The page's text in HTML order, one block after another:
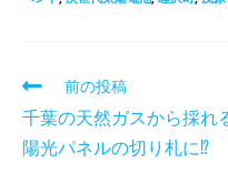
前の投稿
千葉の天然ガスから採れ
陽光パネルの切り札に⁉︎